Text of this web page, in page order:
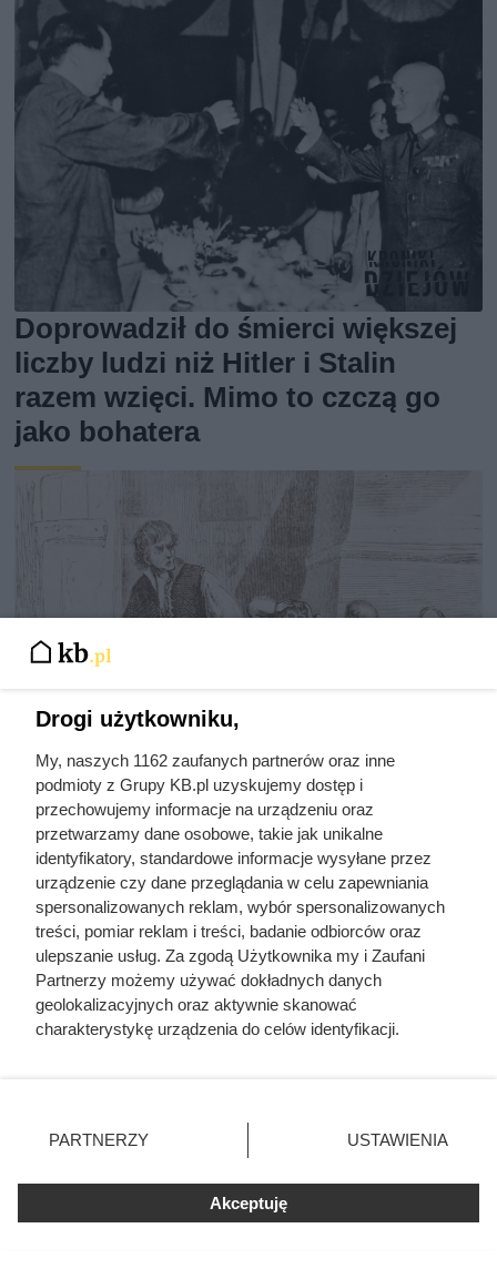
Doprowadził do śmierci większej
liczby ludzi niż Hitler i Stalin
razem wzięci. Mimo to czczą go
jako bohatera
Nie harówka była najgorsza.
Prawdziwy koszmar chłopek
zaczynał się po zamknięciu drzwi
domu
Drogi użytkowniku,
My, naszych 1162 zaufanych partnerów oraz inne
podmioty z Grupy KB.pl uzyskujemy dostęp i
przechowujemy informacje na urządzeniu oraz
przetwarzamy dane osobowe, takie jak unikalne
identyfikatory, standardowe informacje wysyłane przez
urządzenie czy dane przeglądania w celu zapewniania
spersonalizowanych reklam, wybór spersonalizowanych
treści, pomiar reklam i treści, badanie odbiorców oraz
ulepszanie usług. Za zgodą Użytkownika my i Zaufani
Partnerzy możemy używać dokładnych danych
geolokalizacyjnych oraz aktywnie skanować
charakterystykę urządzenia do celów identyfikacji.
zmienić/wycofać klikając przycisk ustawień prywatności
znajdujący się w lewym dolnym rogu strony. Niektóre
użytkownika, ale masz prawo sprzeciwić się takiemu
przetwarzaniu. Preferencje będą miały zastosowania tylko
PARTNERZY USTAWIENIA
Akceptuję